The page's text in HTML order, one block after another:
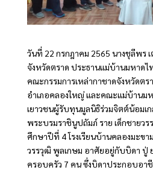
วันที่ 22 กรกฎาคม 2565 นางชุลีพร
จังหวัดตราด ประธานแม่บ้านมหาด
คณะกรรมการเหล่ากาชาดจังหวัดตร
อำเภอคลองใหญ่ และคณะแม่บ้านมห
เยาวชนผู้รับทุนมูลนิธิร่วมจิตต์น้อมเก
พระบรมราชินูปถัมภ์ ราย เด็กชายว
ศึกษาปีที่ 4 โรงเรียนบ้านคลองมะขา
วรรวุฒิ พูลเกษม อาศัยอยู่กับบิดา ปู่
ครอบครัว 7 คน ซึ่งบิดาประกอบอา